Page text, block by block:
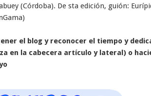
(Córdoba). De sta edición, guión:
el blog y reconocer el tiempo y
en la cabecera artículo y lateral) o